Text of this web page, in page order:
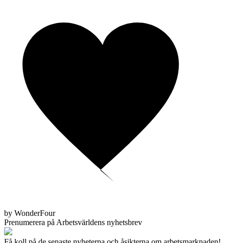
by WonderFour
Prenumerera på Arbetsvärldens nyhetsbrev